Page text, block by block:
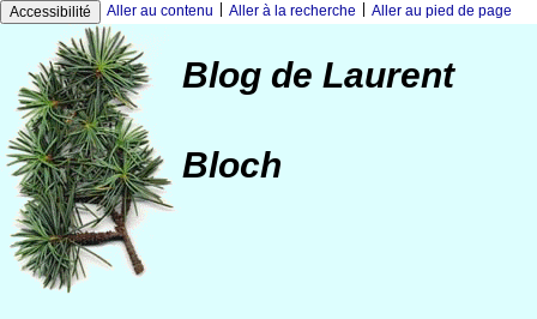
Accessibilité Aller au contenu Aller à la recherche Aller au pied de page
Blog de Laurent
Bloch